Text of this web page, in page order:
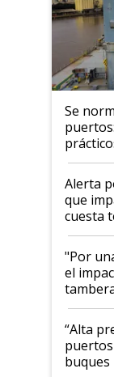
Se
Alerta
que
cuesta
y el
pase a
"Por
el
tornado
“Alta
buques